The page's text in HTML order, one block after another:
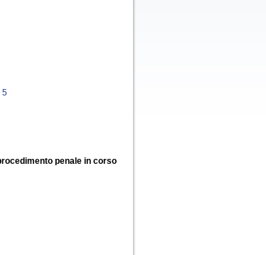
5
penale in corso